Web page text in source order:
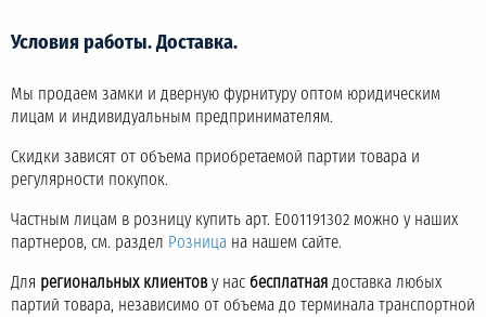
Условия работы. Доставка.
Мы продаем замки и дверную фурнитуру оптом юридическим
лицам и индивидуальным предпринимателям.
Скидки зависят от объема приобретаемой партии товара и
регулярности покупок.
Частным лицам в розницу купить арт. E001191302 можно у наших
партнеров, см. раздел Розница на нашем сайте.
Для региональных клиентову нас бесплатная доставка любых
партий товара, независимо от объема до терминала транспортной